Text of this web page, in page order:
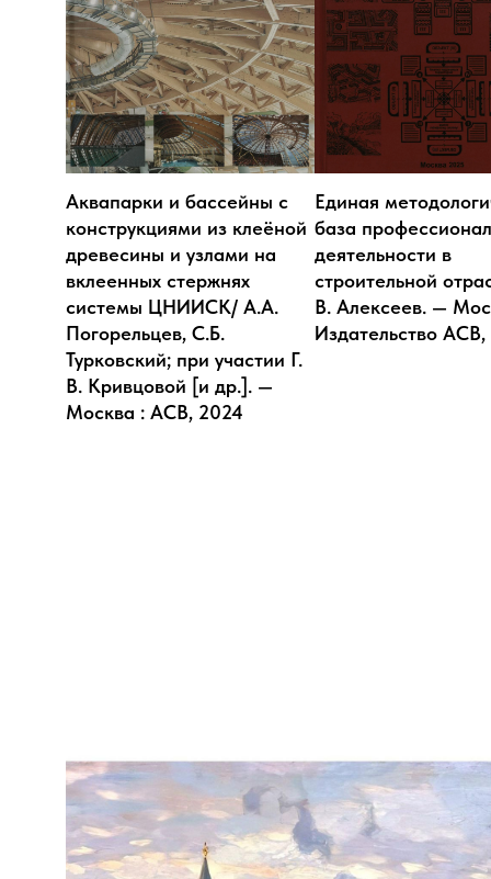
Аквапарки и бассейны с
конструкциями из клеёной
древесины и узлами на
вклеенных стержнях
системы ЦНИИСК/ А.А.
Погорельцев, С.Б.
Турковский; при участии Г.
В. Кривцовой [и др.]. —
Москва : АСВ, 2024
Единая
база
деятельности в
строительной
В. Алексеев. —
Издательство